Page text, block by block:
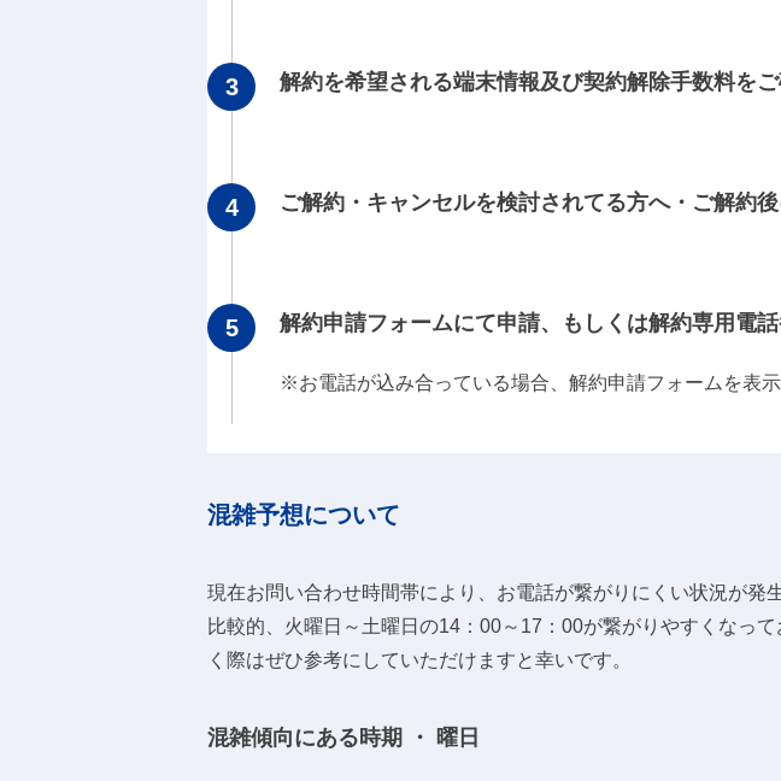
解約を希望される端末情報及び契約解除手数料を
ご解約・キャンセルを検討されてる方へ・ご解約
解約申請フォームにて申請、もしくは解約専用電
※お電話が込み合っている場合、解約申請フォームを表
混雑予想について
現在お問い合わせ時間帯により、お電話が繋がりにくい状況が発
比較的、火曜日～土曜日の14：00～17：00が繋がりやすくなっ
く際はぜひ参考にしていただけますと幸いです。
混雑傾向にある時期 ・ 曜日